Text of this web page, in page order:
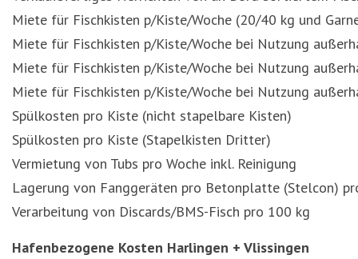
Miete für Fischkisten p/Kiste/Woche (20/40 kg und
Miete für Fischkisten p/Kiste/Woche bei Nutzung
Miete für Fischkisten p/Kiste/Woche bei Nutzung
Miete für Fischkisten p/Kiste/Woche bei Nutzung
Spülkosten pro Kiste (nicht stapelbare Kisten)
Spülkosten pro Kiste (Stapelkisten Dritter)
Vermietung von Tubs pro Woche inkl. Reinigung
Lagerung von Fanggeräten pro Betonplatte (Stelcon)
Verarbeitung von Discards/BMS-Fisch pro 100 kg
Hafenbezogene Kosten Harlingen + Vlissingen